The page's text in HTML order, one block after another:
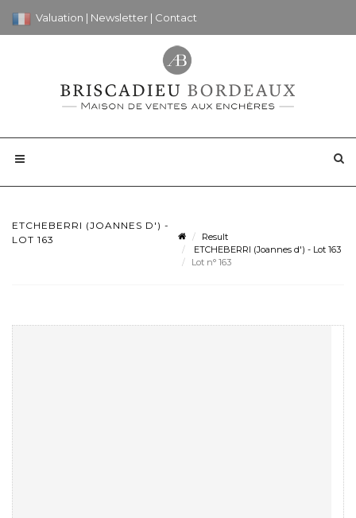
Valuation | Newsletter | Contact
ETCHEBERRI (JOANNES D') -
LOT 163
Result
ETCHEBERRI (Joannes d') - Lot 163
Lot n° 163